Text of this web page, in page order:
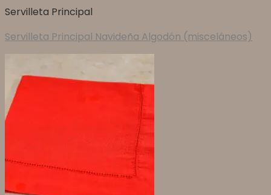
Servilleta Principal
Servilleta Principal Navideña Algodón (misceláneos)